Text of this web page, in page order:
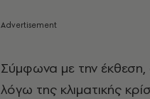
Σύμφωνα με την έκθεση,
λόγω της κλιματικής